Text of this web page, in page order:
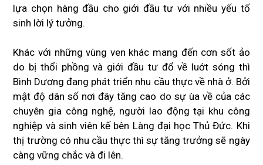
lựa chọn hàng đầu cho giới đầu tư với nhiều yếu tố
sinh lời lý tưởng.
Khác với những vùng ven khác mang đến cơn sốt ảo
do bị thổi phồng và giới đầu tư đổ về luớt sóng thì
Bình Dương đang phát triển nhu cầu thực về nhà ở. Bởi
mật độ dân số nơi đây tăng cao do sự ùa về của các
chuyên gia công nghệ, người lao động tại khu công
nghiệp và sinh viên kế bên Làng đại học Thủ Đức. Khi
thị trường có nhu cầu thực thì sự tăng trưởng sẽ ngày
càng vững chắc và đi lên.